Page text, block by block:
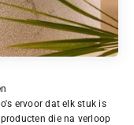
ervoor dat elk stuk is
die na verloop